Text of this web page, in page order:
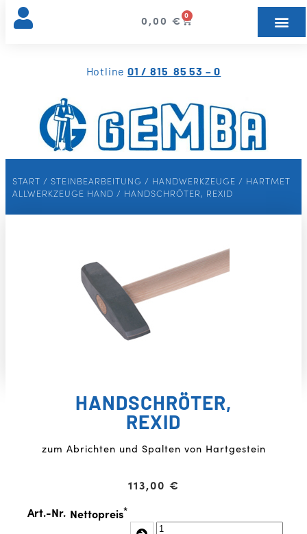
Hotline01 / 815 85 53 – 0
0,00 € 0
START / STEINBEARBEITUNG / HANDWERKZEUGE / HARTMET
ALLWERKZEUGE HAND / HANDSCHRÖTER, REXID
HANDSCHRÖTER,
REXID
zum Abrichten und Spalten von Hartgestein
113,00 €
Art.-Nr. Nettopreis*